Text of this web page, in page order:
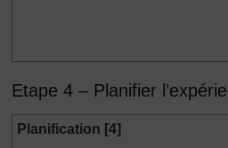
Etape 4 – Planifier
Planification [4]